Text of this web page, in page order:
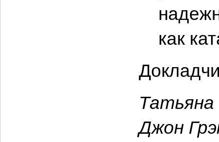
как
Татьяна
Джон